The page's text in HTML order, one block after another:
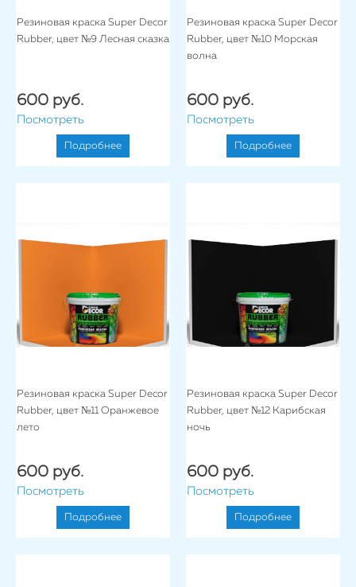
Резиновая краска Super Decor
Rubber, цвет №9 Лесная сказка
600 руб.
Посмотреть
Подробнее
Резиновая краска Super Decor
Rubber, цвет №10 Морская
волна
600 руб.
Посмотреть
Подробнее
Резиновая краска Super Decor
Rubber, цвет №11 Оранжевое
лето
600 руб.
Посмотреть
Подробнее
Резиновая краска Super Decor
Rubber, цвет №12 Карибская
ночь
600 руб.
Посмотреть
Подробнее